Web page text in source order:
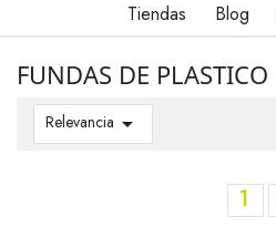
Tiendas Blog
FUNDAS DE PLASTICO
Relevancia 
1